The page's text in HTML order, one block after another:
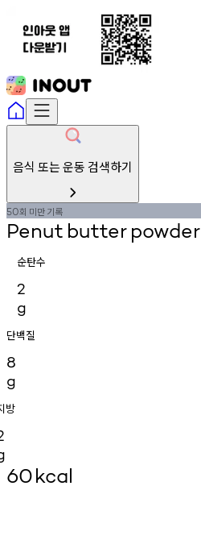
음식 또는 운동 검색하기
50회 미만기록
Penut butterpowder
순탄수
2
g
단백질
8
g
방
60kcal